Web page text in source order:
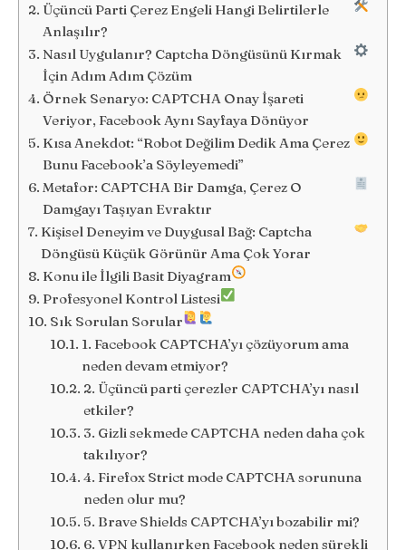
Üçüncü Parti Çerez Engeli Hangi Belirtilerle
Anlaşılır?
Nasıl Uygulanır? Captcha Döngüsünü Kırmak
İçin Adım Adım Çözüm
Örnek Senaryo: CAPTCHA Onay İşareti
Veriyor, Facebook Aynı Sayfaya Dönüyor
Kısa Anekdot: “Robot Değilim Dedik Ama Çerez
Bunu Facebook’a Söyleyemedi”
Metafor: CAPTCHA Bir Damga, Çerez O
Damgayı Taşıyan Evraktır
Kişisel Deneyim ve Duygusal Bağ: Captcha
Döngüsü Küçük Görünür Ama Çok Yorar
Konu ile İlgili Basit Diyagram
Profesyonel Kontrol Listesi
Sık Sorulan Sorular
1. Facebook CAPTCHA’yı çözüyorum ama
neden devam etmiyor?
2. Üçüncü parti çerezler CAPTCHA’yı nasıl
etkiler?
3. Gizli sekmede CAPTCHA neden daha çok
takılıyor?
4. Firefox Strict mode CAPTCHA sorununa
neden olur mu?
5. Brave Shields CAPTCHA’yı bozabilir mi?
6. VPN kullanırken Facebook neden sürekli